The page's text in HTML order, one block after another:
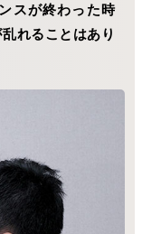
スが終わった時
れることはあり